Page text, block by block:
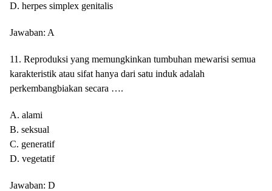
D. herpes simplex genitalis
Jawaban: A
11. Reproduksi yang memungkinkan tumbuhan mewarisi semua
karakteristik atau sifat hanya dari satu induk adalah
perkembangbiakan secara ….
A. alami
B. seksual
C. generatif
D. vegetatif
Jawaban: D